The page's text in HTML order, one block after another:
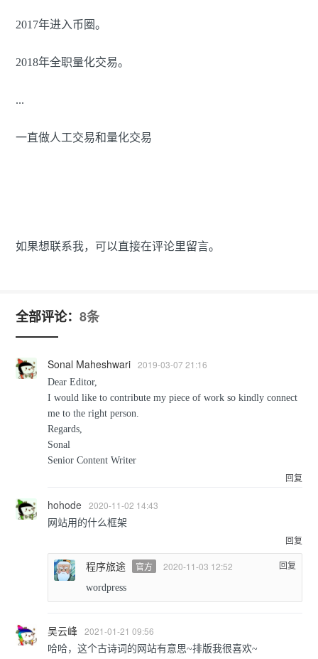
2017年进入币圈。
2018年全职量化交易。
...
一直做人工交易和量化交易
如果想联系我，可以直接在评论里留言。
全部评论： 8条
Sonal Maheshwari 2019-03-07 21:16
Dear Editor,
I would like to contribute my piece of work so kindly connect
me to the right person.
Regards,
Sonal
Senior Content Writer
回复
hohode 2020-11-02 14:43
网站用的什么框架
回复
程序旅途 官方 2020-11-03 12:52
wordpress
回复
吴云峰 2021-01-21 09:56
哈哈，这个古诗词的网站有意思~排版我很喜欢~